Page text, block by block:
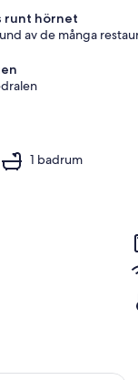
runt hörnet
av de många
1 badrum